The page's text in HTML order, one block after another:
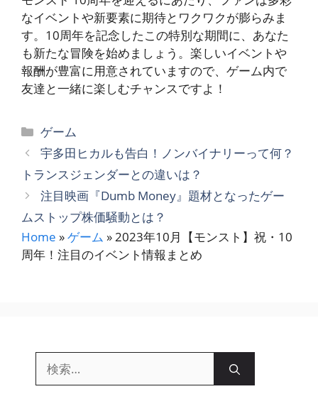
なイベントや新要素に期待とワクワクが膨らみま
す。10周年を記念したこの特別な期間に、あなた
も新たな冒険を始めましょう。楽しいイベントや
報酬が豊富に用意されていますので、ゲーム内で
友達と一緒に楽しむチャンスですよ！
カ
テ
ゴ
リ
ー
ゲーム
宇多田ヒカルも告白！ノンバイナリーって何？
トランスジェンダーとの違いは？
注目映画『Dumb Money』題材となったゲー
ムストップ株価騒動とは？
Home »ゲーム »2023年10月【モンスト】祝・10
周年！注目のイベント情報まとめ
索: